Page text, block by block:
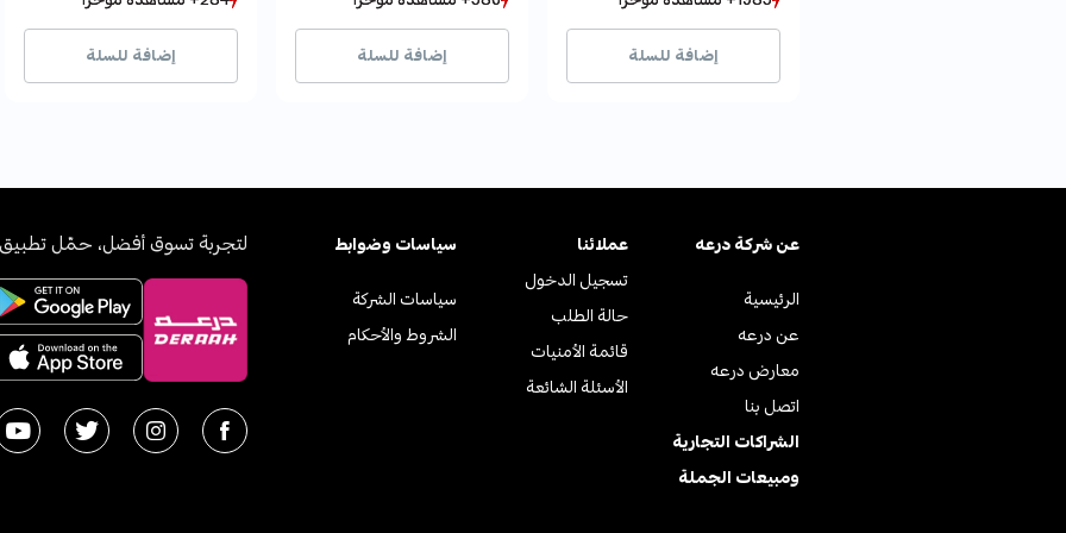
615+ بيع مؤخراً
615+ بيع مؤخراً
إضافة للسلة
231+ بيع مؤخراً
231+ بيع مؤخراً
إضافة للسلة
55+ بيع مؤخراً
55+ بيع مؤخراً
إضافة للسلة
الرئيسية
عن درعه
معارض درعه
اتصل بنا
عن ﺷﺮﻛﺔ درﻋﻪ
الشراكات التجارية
ومبيعات الجملة
تسجيل الدخول
حالة الطلب
قائمة الأمنيات
الأسئلة الشائعة
عملائنا
سياسات الشركة
الشروط والأحكام
سياسات وضوابط لتجربة تسوق أفضل، حمّل